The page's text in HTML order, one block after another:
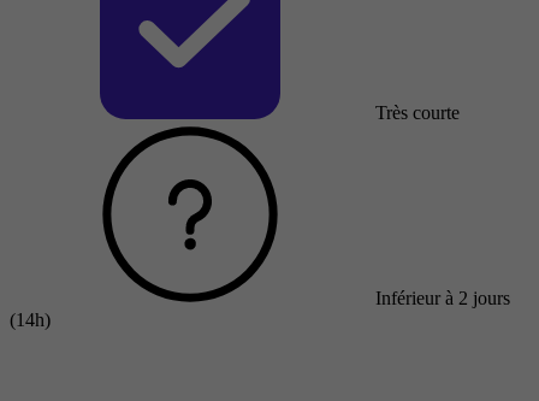
Très courte
Inférieur à 2 jours
(14h)